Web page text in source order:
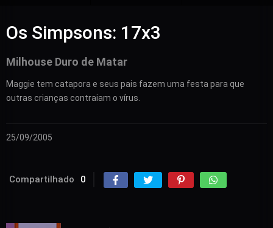
Os Simpsons: 17x3
Milhouse Duro de Matar
Maggie tem catapora e seus pais fazem uma festa para que
outras crianças contraiam o vírus.
25/09/2005
Compartilhado 0